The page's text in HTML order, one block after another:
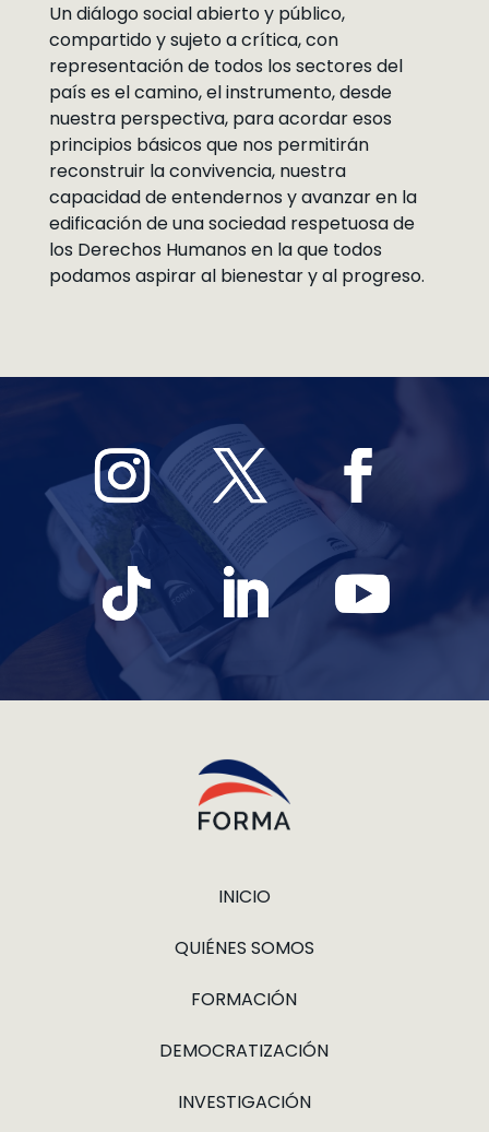
Un diálogo social abierto y público,
compartido y sujeto a crítica, con
representación de todos los sectores del
país es el camino, el instrumento, desde
nuestra perspectiva, para acordar esos
principios básicos que nos permitirán
reconstruir la convivencia, nuestra
capacidad de entendernos y avanzar en la
edificación de una sociedad respetuosa de
los Derechos Humanos en la que todos
podamos aspirar al bienestar y al progreso.
INICIO
QUIÉNES SOMOS
FORMACIÓN
DEMOCRATIZACIÓN
INVESTIGACIÓN